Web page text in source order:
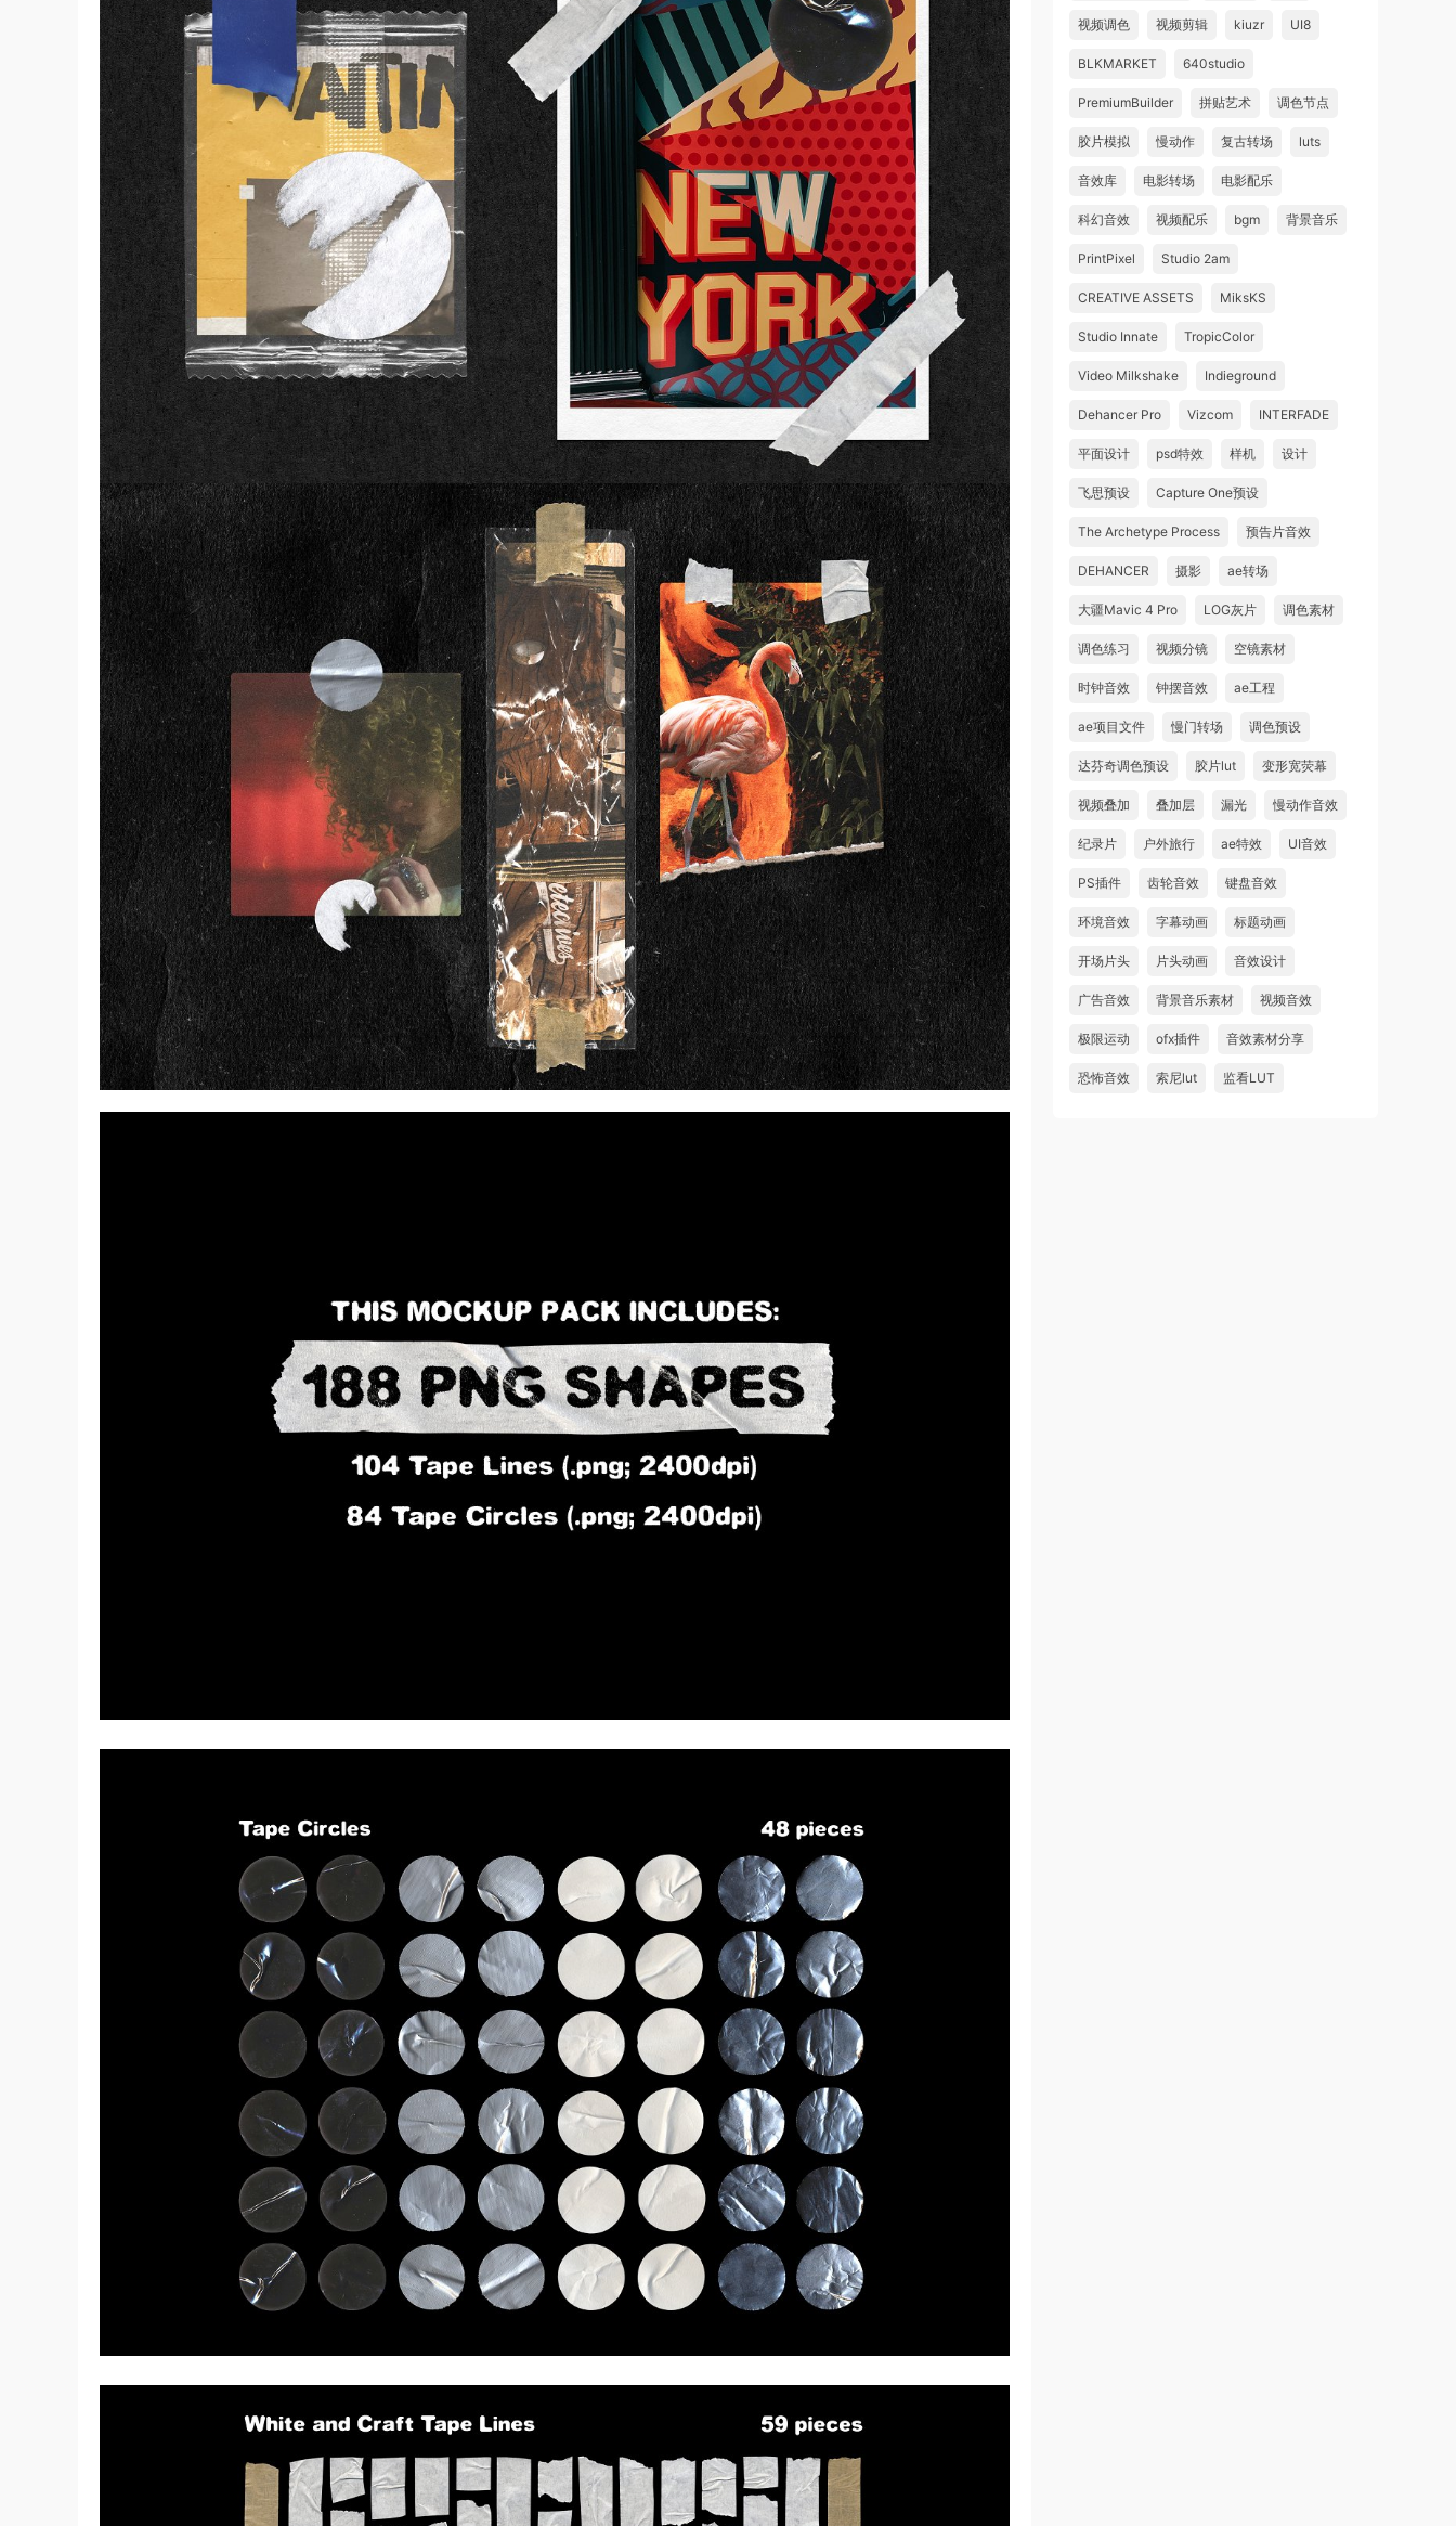
视频调色 视频剪辑 kiuzr UI8
BLKMARKET 640studio
PremiumBuilder 拼贴艺术 调色节点
胶片模拟 慢动作 复古转场 luts
音效库 电影转场 电影配乐
科幻音效 视频配乐 bgm 背景音乐
PrintPixel Studio 2am
CREATIVE ASSETS MiksKS
Studio Innate TropicColor
Video Milkshake Indieground
Dehancer Pro Vizcom INTERFADE
平面设计 psd特效 样机 设计
飞思预设 Capture One预设
The Archetype Process 预告片音效
DEHANCER 摄影 ae转场
大疆Mavic 4 Pro LOG灰片 调色素材
调色练习 视频分镜 空镜素材
时钟音效 钟摆音效 ae工程
ae项目文件 慢门转场 调色预设
达芬奇调色预设 胶片lut 变形宽荧幕
视频叠加 叠加层 漏光 慢动作音效
纪录片 户外旅行 ae特效 UI音效
PS插件 齿轮音效 键盘音效
环境音效 字幕动画 标题动画
开场片头 片头动画 音效设计
广告音效 背景音乐素材 视频音效
极限运动 ofx插件 音效素材分享
恐怖音效 索尼lut 监看LUT